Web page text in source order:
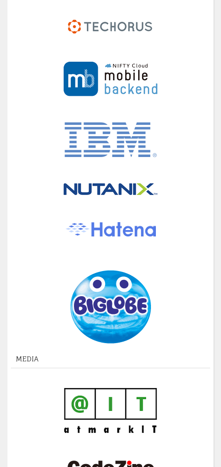
MEDIA